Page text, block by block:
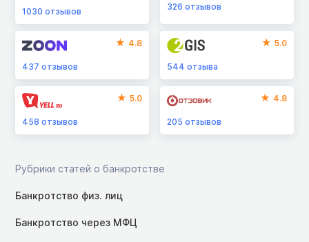
1030 отзывов
326отзывов
4.8
437 отзывов
5.0
544отзыва
5.0
458 отзывов
4.8
205отзывов
Рубрики статей о банкротстве
Банкротство физ. лиц
Банкротство через МФЦ